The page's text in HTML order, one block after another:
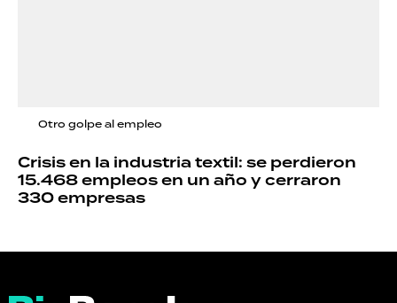
Otro golpe al empleo
Crisis en la industria textil: se perdieron
15.468 empleos en un año y cerraron
330 empresas